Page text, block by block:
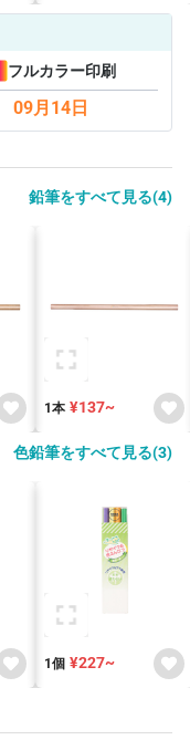
フルカラー印刷
09月14日
鉛筆をすべて見る(4)
1本 ¥137~
色鉛筆をすべて見る(3)
1個 ¥227~